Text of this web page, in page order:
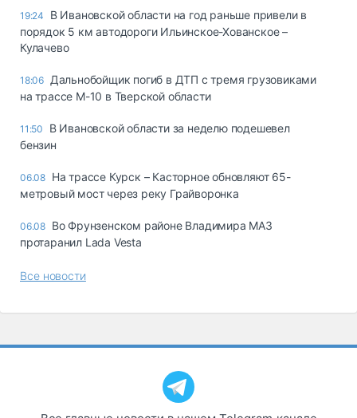
19:24
В Ивановской области на год раньше привели в
порядок 5 км автодороги Ильинское-Хованское –
Кулачево
18:06 Дальнобойщик погиб в ДТП с тремя грузовиками
на трассе М-10 в Тверской области
11:50
В Ивановской области за неделю подешевел
бензин
06.08 На трассе Курск – Касторное обновляют 65-
метровый мост через реку Грайворонка
06.08 Во Фрунзенском районе Владимира МАЗ
протаранил Lada Vesta
Все новости